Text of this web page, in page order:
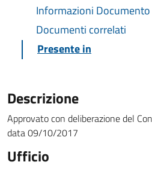
Informazioni Documento
Documenti correlati
Presente in
Descrizione
Approvato con deliberazione del
data 09/10/2017
Ufficio